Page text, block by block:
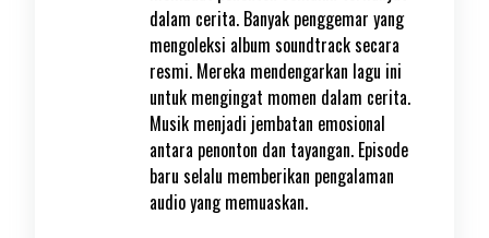
dalam cerita. Banyak penggemar yang
mengoleksi album soundtrack secara
resmi. Mereka mendengarkan lagu ini
untuk mengingat momen dalam cerita.
Musik menjadi jembatan emosional
antara penonton dan tayangan. Episode
baru selalu memberikan pengalaman
audio yang memuaskan.